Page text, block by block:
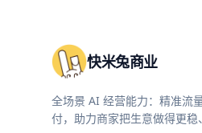
快米兔商业
全场景 AI 经营能力：精准流
付，助力商家把生意做得更稳